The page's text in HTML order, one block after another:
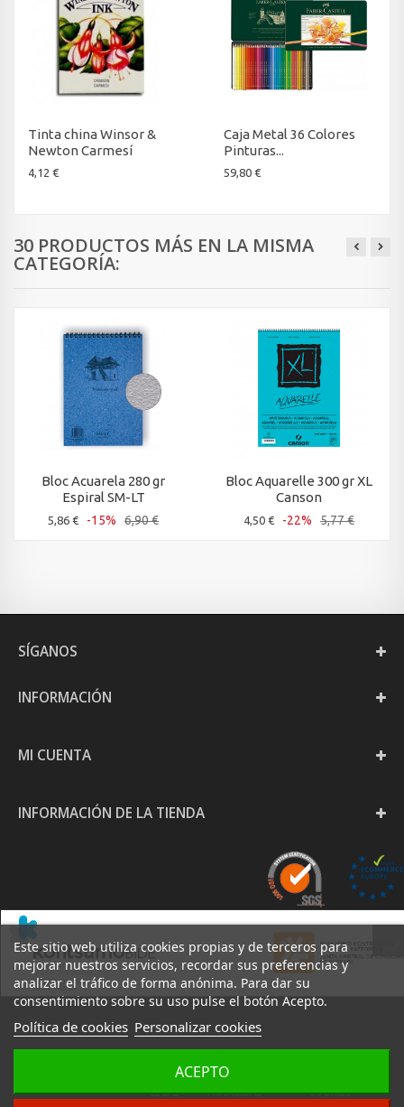
Tinta china Winsor &
Newton Carmesí
4,12 €
Caja Metal 36 Colores
Pinturas...
59,80 €
30 PRODUCTOS MÁS EN LA MISMA
CATEGORÍA:
Bloc Acuarela 280 gr
Espiral SM-LT
5,86 € -15% 6,90 €
Bloc Aquarelle 300 gr XL
Canson
4,50 € -22% 5,77 €
Este sitio web utiliza cookies propias y de terceros para
mejorar nuestros servicios, recordar sus preferencias y
analizar el tráfico de forma anónima. Para dar su
consentimiento sobre su uso pulse el botón Acepto.
Política de cookies Personalizar cookies
ACEPTO
SÍGANOS
INFORMACIÓN
MI CUENTA
INFORMACIÓN DE LA TIENDA
DESARROLLO:IZARNET
AVISO
LEGAL
POLÍTICA DE
PRIVACIDAD
COOKIES